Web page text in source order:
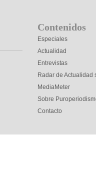
Contenidos
Especiales
Actualidad
Entrevistas
Radar de Actualidad
MediaMeter
Sobre
Contacto